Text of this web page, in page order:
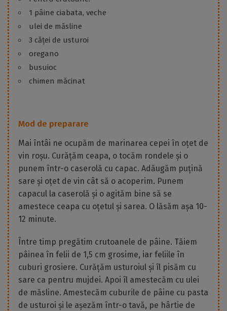
1 pâine ciabata, veche
ulei de măsline
3 căței de usturoi
oregano
busuioc
chimen măcinat
Mod de preparare
Mai întâi ne ocupăm de marinarea cepei în oțet de
vin roșu. Curățăm ceapa, o tocăm rondele și o
punem într-o caserolă cu capac. Adăugăm puțină
sare și oțet de vin cât să o acoperim. Punem
capacul la caserolă și o agităm bine să se
amestece ceapa cu oțetul și sarea. O lăsăm așa 10-
12 minute.
Între timp pregătim crutoanele de pâine. Tăiem
pâinea în felii de 1,5 cm grosime, iar feliile în
cuburi grosiere. Curățăm usturoiul și îl pisăm cu
sare ca pentru mujdei. Apoi îl amestecăm cu ulei
de măsline. Amestecăm cuburile de pâine cu pasta
de usturoi și le așezăm într-o tavă, pe hârtie de